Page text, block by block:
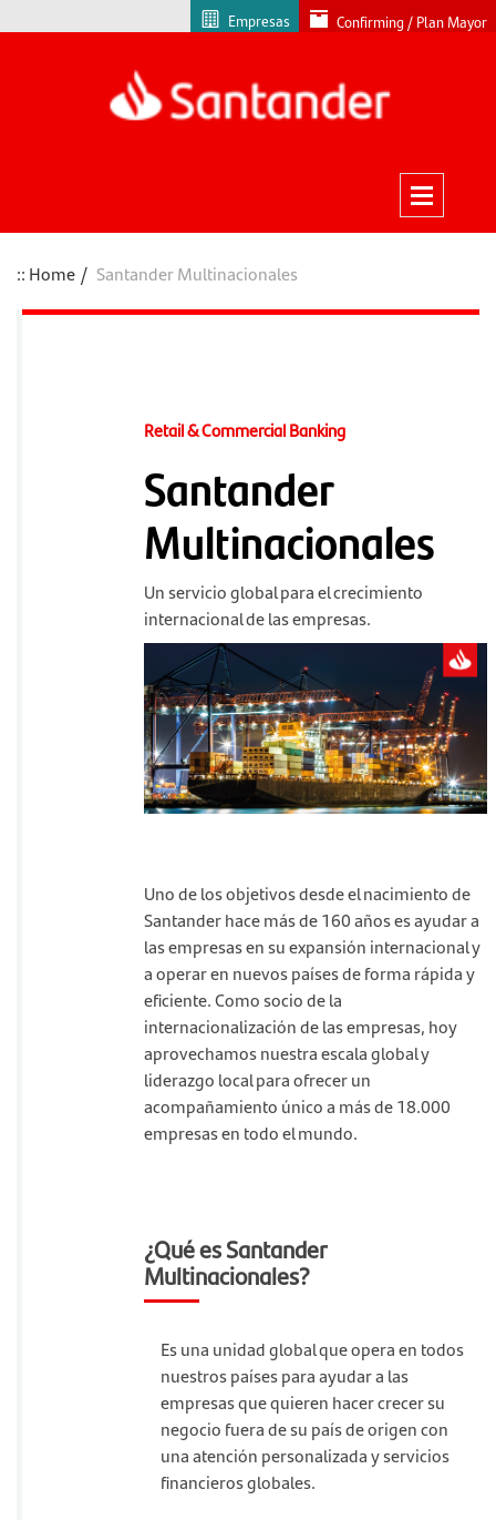
Empresas Confirming / Plan Mayor
Home Santander Multinacionales
Retail & Commercial Banking
Santander
Multinacionales
Un servicio global para el crecimiento
internacional de las empresas.
Uno de los objetivos desde el nacimiento de
Santander hace más de 160 años es ayudar a
las empresas en su expansión internacional y
a operar en nuevos países de forma rápida y
eficiente. Como socio de la
internacionalización de las empresas, hoy
aprovechamos nuestra escala global y
liderazgo local para ofrecer un
acompañamiento único a más de 18.000
empresas en todo el mundo.
¿Qué es Santander
Multinacionales?
Es una unidad global que opera en todos
nuestros países para ayudar a las
empresas que quieren hacer crecer su
negocio fuera de su país de origen con
una atención personalizada y servicios
financieros globales.